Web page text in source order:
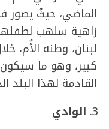
الماضي، حيثُ يصور
زاهية سلهب
لبنان، وطنه الأُم،
كبير، وهو ما
القادمة لهذا
الوادي